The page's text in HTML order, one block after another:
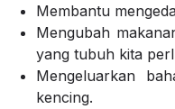
Membantu
Mengubah
yang tubuh kita
Mengeluarkan
kencing.